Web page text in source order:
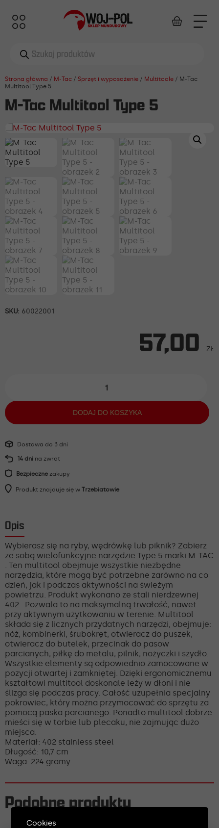
produktów
Strona główna / M-Tac / Sprzęt i wyposażenie / Multitoole / M-Tac
Multitool Type 5
M-Tac Multitool Type 5
SKU: 60022001
57,00 ZŁ
Multitool
Type
DODAJ DO KOSZYKA
Dostawa do 3 dni
14 dnina zwrot
Bezpiecznezakupy
Produkt znajduje się wTrzebiatowie
Opis
Wybierasz się na ryby, wędrówkę lub piknik? Zabierz
ze sobą wielofunkcyjne narzędzie Type 5 marki M-TAC
. Ten multitool obejmuje wszystkie niezbędne
narzędzia, które mogą być potrzebne zarówno na co
dzień, jak i podczas aktywności na świeżym
powietrzu. Produkt wykonano ze stali nierdzewnej
402 . Pozwala to na maksymalną trwałość, nawet
przy aktywnym użytkowaniu w terenie. Multitool
składa się z licznych przydatnych narzędzi, obejmuje:
nóż, kombinerki, śrubokręt, otwieracz do puszek,
otwieracz do butelek, przecinak do pasow
parcianych, piłkę do metalu, pilnik, nożyczki i szydło.
Wszystkie elementy są odpowiednio zamocowane w
pozycji otwartej i zamkniętej. Dzięki ergonomicznemu
kształtowi multitool doskonale leży w dłoni i nie
ślizga się podczas pracy. Całość uzupełnia specjalny
pokrowiec, który można przymocować do sprzętu za
pomocą paska parcianego. Ponadto multitool dobrze
mieści się w torbie lub plecaku, nie zajmując dużo
miejsca.
Materiał: 402 stainless steel
Długość: 10,7 cm
Waga: 224 gramy
Podobne produkty
Cookies